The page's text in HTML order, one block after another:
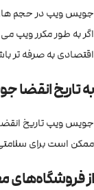
اگر به طور مکرر ویپ می
اقتصادی به صرفه تر
به تاریخ انقضا
جویس ویپ تاریخ
ممکن است برای
از فروشگاه‌های